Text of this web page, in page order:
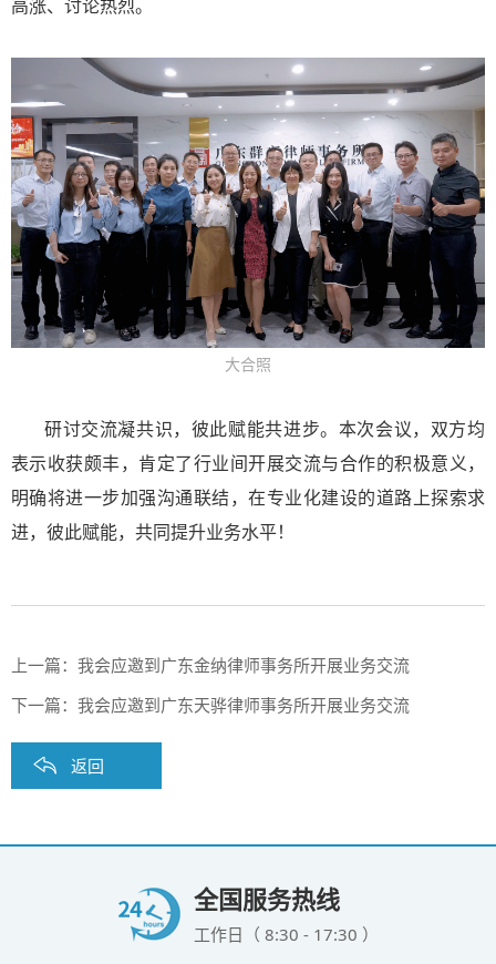
高涨、讨论热烈。
大合照
研讨交流凝共识，彼此赋能共进步。本次会议，双方均
表示收获颇丰，肯定了行业间开展交流与合作的积极意义，
明确将进一步加强沟通联结，在专业化建设的道路上探索求
进，彼此赋能，共同提升业务水平！
上一篇： 我会应邀到广东金纳律师事务所开展业务交流
下一篇： 我会应邀到广东天骅律师事务所开展业务交流
返回
全国服务热线
工作日（ 8:30 - 17:30 ）